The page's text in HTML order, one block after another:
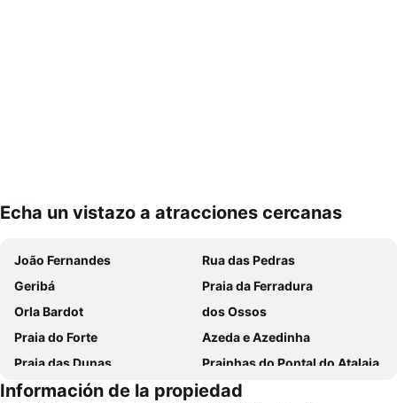
Echa un vistazo a atracciones cercanas
João Fernandes
Rua das Pedras
Geribá
Praia da Ferradura
Orla Bardot
dos Ossos
Praia do Forte
Azeda e Azedinha
Praia das Dunas
Prainhas do Pontal do Atalaia
Praia das Conchas
Arraial do Cabo
Información de la propiedad